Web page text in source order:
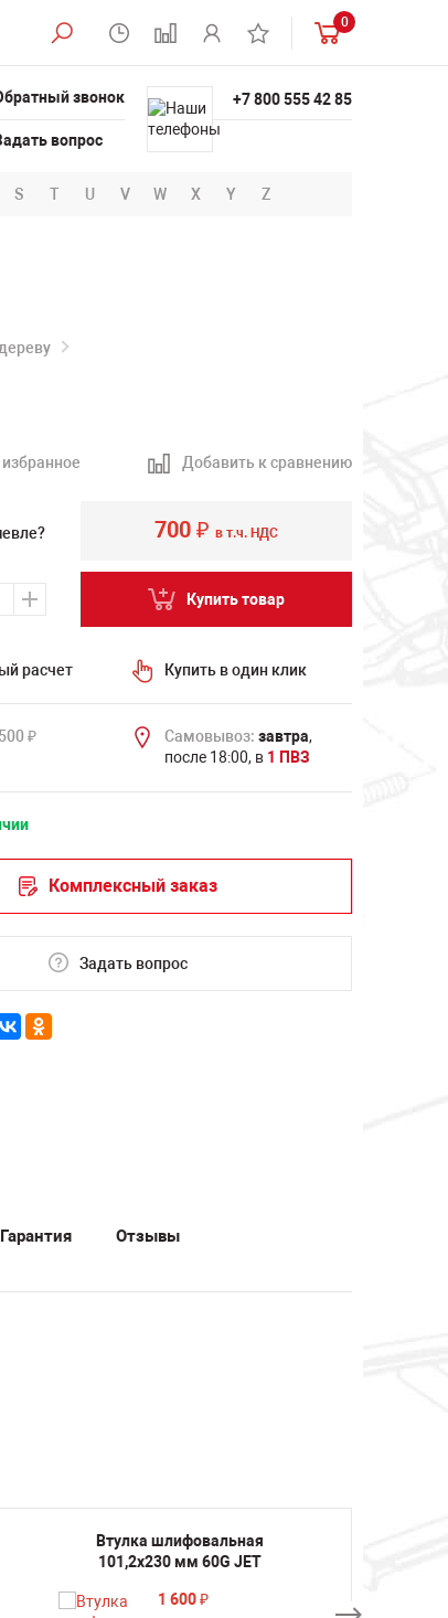
0
звонок
вопрос
+7 800 555 42 85
S T U V W X Y Z
Добавить к сравнению
700 ₽ в т.ч. НДС
Купить товар
расчет Купить в один клик
₽ Самовывоз: завтра,
после 18:00, в 1 ПВЗ
Комплексный заказ
Задать вопрос
Гарантия Отзывы
Втулка шлифовальная
101,2х230 мм 60G JET
1 600 ₽